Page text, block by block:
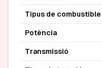
Tipus de combustible
Potència
Transmissió